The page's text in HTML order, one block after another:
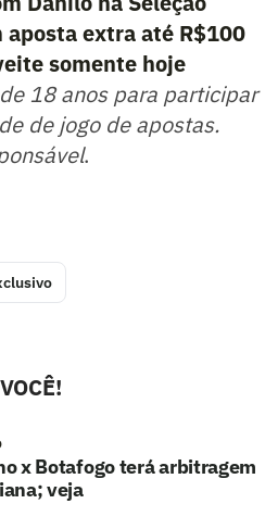
aposta extra até R$100
somente hoje
18 anos para participar
de jogo de apostas.
.
x Botafogo terá arbitragem
veja